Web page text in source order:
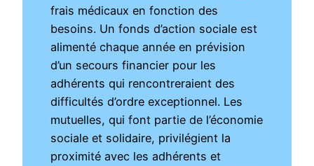
frais médicaux en fonction des
besoins. Un fonds d’action sociale est
alimenté chaque année en prévision
d’un secours financier pour les
adhérents qui rencontreraient des
difficultés d’ordre exceptionnel. Les
mutuelles, qui font partie de l’économie
sociale et solidaire, privilégient la
proximité avec les adhérents et